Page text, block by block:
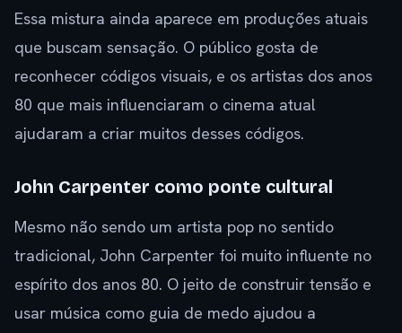
Essa mistura ainda aparece em produções atuais
que buscam sensação. O público gosta de
reconhecer códigos visuais, e os artistas dos anos
80 que mais influenciaram o cinema atual
ajudaram a criar muitos desses códigos.
John Carpenter como ponte cultural
Mesmo não sendo um artista pop no sentido
tradicional, John Carpenter foi muito influente no
espírito dos anos 80. O jeito de construir tensão e
usar música como guia de medo ajudou a